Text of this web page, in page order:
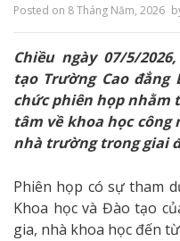
Posted on 8 Tháng Năm, 2026
Chiều ngày 07/5/
tạo Trường Cao đẳng
chức phiên họp nhằm
tâm về khoa học công
nhà trường trong giai
Phiên họp có sự tham
Khoa học và Đào tạo
gia, nhà khoa học đến